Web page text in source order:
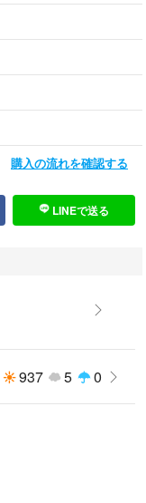
購入の流れを確認する
LINEで送る
937 5 0